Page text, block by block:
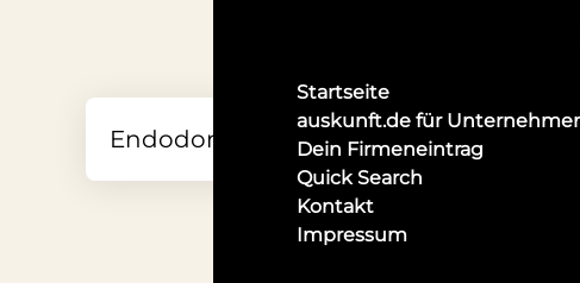
Startseite
auskunft.de für
Dein Firmeneintrag
Quick Search
Kontakt
Impressum